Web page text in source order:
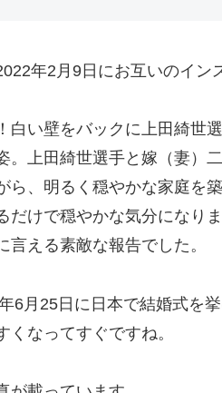
年2月9日にお互いのイン
白い壁をバックに上田綺世
上田綺世選手と嫁（妻）
ら、明るく穏やかな家庭を
だけで穏やかな気分になりま
える素敵な報告でした。
6月25日に日本で結婚式を挙
なってすぐですね。